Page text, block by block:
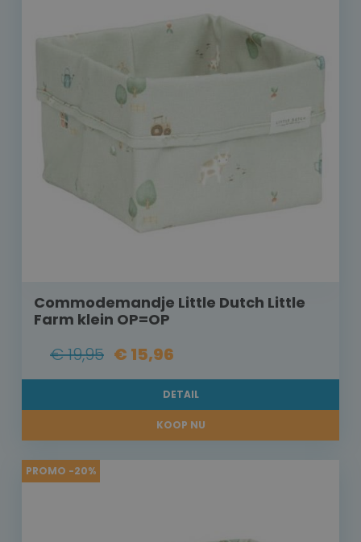
Commodemandje Little Dutch Little
Farm klein OP=OP
€ 19,95 € 15,96
DETAIL
KOOP NU
PROMO -20%